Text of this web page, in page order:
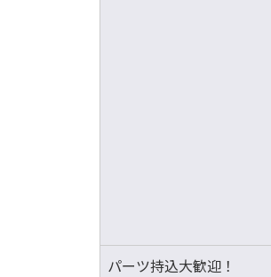
パーツ持込大歓迎！